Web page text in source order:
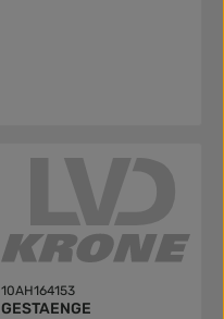
10AH164153
GESTAENGE